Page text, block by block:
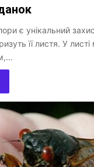
є унікальний
її листя. У листі